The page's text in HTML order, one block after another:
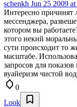
schenkh Jun 25 2009
Интересно причинят
мессенджера,
котором вы
этого некий
сути происходит то
масштабе.
запросов для
вуайеризм чистой
0
Look